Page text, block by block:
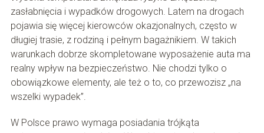
zasłabnięcia i wypadków drogowych. Latem na drogach
pojawia się więcej kierowców okazjonalnych, często w
długiej trasie, z rodziną i pełnym bagażnikiem. W takich
warunkach dobrze skompletowane wyposażenie auta ma
realny wpływ na bezpieczeństwo. Nie chodzi tylko o
obowiązkowe elementy, ale też o to, co przewozisz „na
wszelki wypadek”.
W Polsce prawo wymaga posiadania trójkąta